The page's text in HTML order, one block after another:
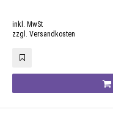
inkl. MwSt
zzgl. Versandkosten